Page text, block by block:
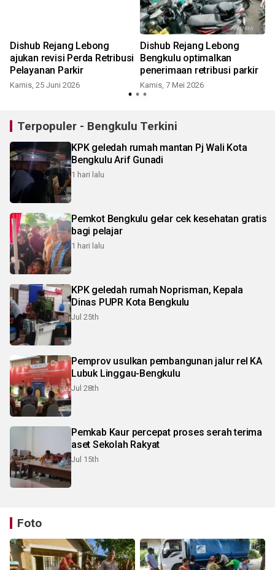
Dishub Rejang Lebong
ajukan revisi Perda Retribusi
Pelayanan Parkir
Kamis, 25 Juni 2026
Dishub Rejang Lebong
Bengkulu optimalkan
penerimaan retribusi parkir
Kamis, 7 Mei 2026
Terpopuler - Bengkulu Terkini
KPK geledah rumah mantan Pj Wali Kota
Bengkulu Arif Gunadi
1 hari lalu
Pemkot Bengkulu gelar cek kesehatan gratis
bagi pelajar
1 hari lalu
KPK geledah rumah Noprisman, Kepala
Dinas PUPR Kota Bengkulu
Jul 25th
Pemprov usulkan pembangunan jalur rel KA
Lubuk Linggau-Bengkulu
Jul 28th
Pemkab Kaur percepat proses serah terima
aset Sekolah Rakyat
Jul 15th
Foto